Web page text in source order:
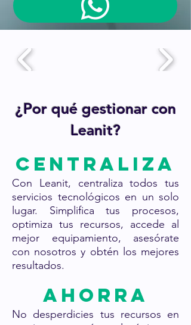
¿Por qué gestionar con
Leanit?
Centraliza
Con Leanit, centraliza todos tus
servicios tecnológicos en un solo
lugar. Simplifica tus procesos,
optimiza tus recursos, accede al
mejor equipamiento, asesórate
con nosotros y obtén los mejores
resultados.
ahorra
No desperdicies tus recursos en